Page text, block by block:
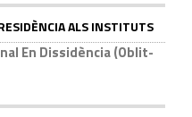
ALS INSTITUTS
En Dissidència (Oblit-